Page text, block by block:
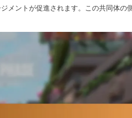
メントが促進されます。この共同体の